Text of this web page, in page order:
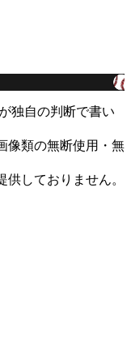
独自の判断で書い
像類の無断使用・無
しておりません。